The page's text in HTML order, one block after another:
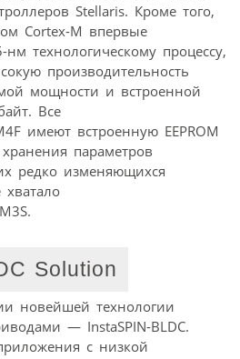
Stellaris. Кроме того,
Cortex-M впервые
нм технологическому процессу,
производительность
мощности и встроенной
Все
имеют встроенную EEPROM
параметров
редко изменяющихся
Solution
новейшей технологии
— InstaSPIN-BLDC.
с низкой